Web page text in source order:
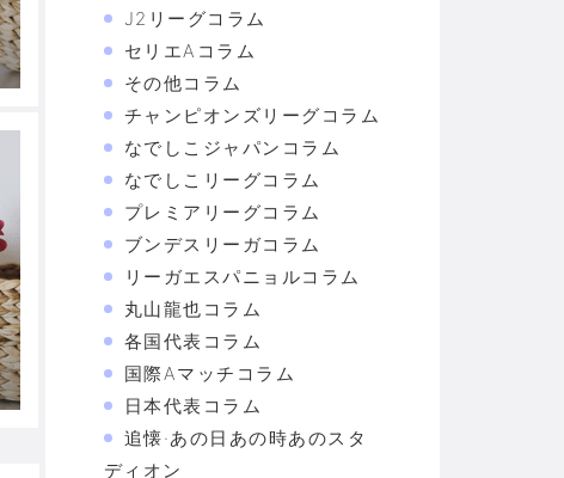
J2リーグコラム
セリエAコラム
その他コラム
チャンピオンズリーグコラム
なでしこジャパンコラム
なでしこリーグコラム
プレミアリーグコラム
ブンデスリーガコラム
リーガエスパニョルコラム
丸山龍也コラム
各国代表コラム
国際Aマッチコラム
日本代表コラム
追懐·あの日あの時あのスタ
ディオン